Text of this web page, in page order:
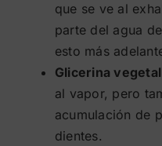
que se ve al
parte del agua
esto más
Glicerina
al vapor, pero
acumulación de
dientes.